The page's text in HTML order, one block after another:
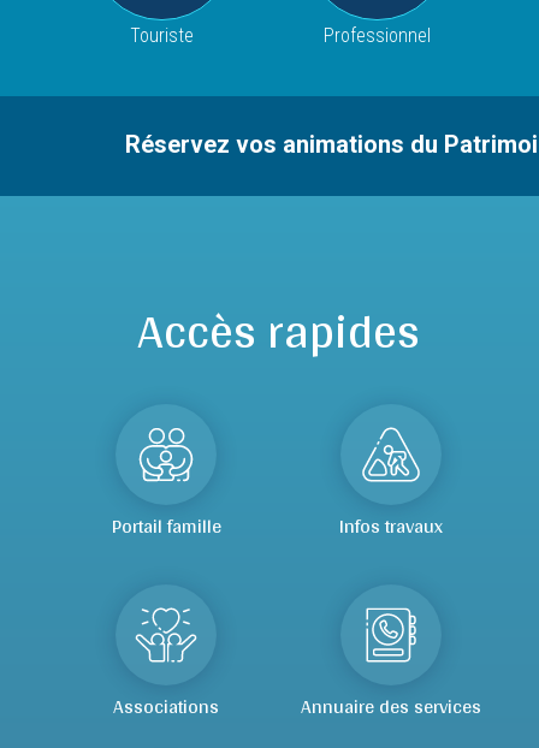
Touriste Professionnel
Réservez vos animations du
Accès rapides
Portail famille Infos travaux
Associations Annuaire des services